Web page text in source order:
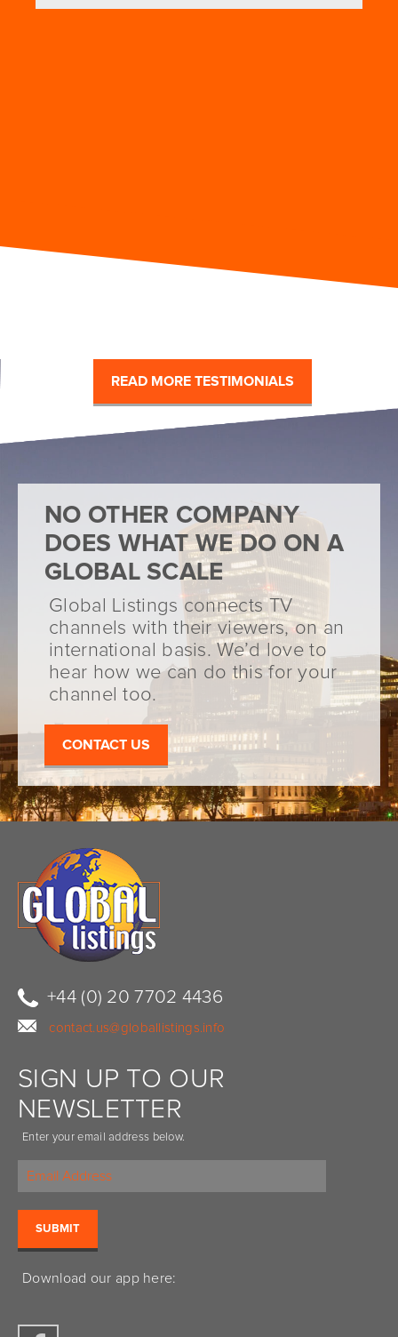
READ MORE TESTIMONIALS
NO OTHER COMPANY
DOES WHAT WE DO ON A
GLOBAL SCALE
Global Listings connects TV
channels with their viewers, on an
international basis. We’d love to
hear how we can do this for your
channel too.
CONTACT US
+44 (0) 20 7702 4436
contact.us@globallistings.info
SIGN UP TO OUR
NEWSLETTER
Enter your email address below.
Download our app here: